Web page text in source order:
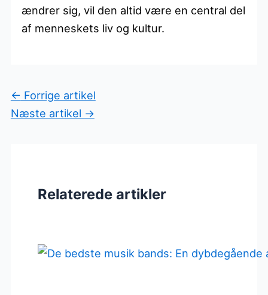
ændrer sig, vil den altid være en central del
af menneskets liv og kultur.
← Forrige artikel
Næste artikel →
Relaterede artikler